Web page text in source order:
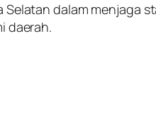
dalam menjaga
daerah.